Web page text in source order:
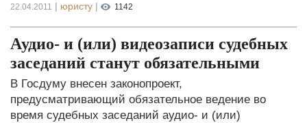
22.04.2011 | юристу | 1142
Аудио- и (или) видеозаписи судебных
заседаний станут обязательными
В Госдуму внесен законопроект,
предусматривающий обязательное ведение во
время судебных заседаний аудио- и (или)